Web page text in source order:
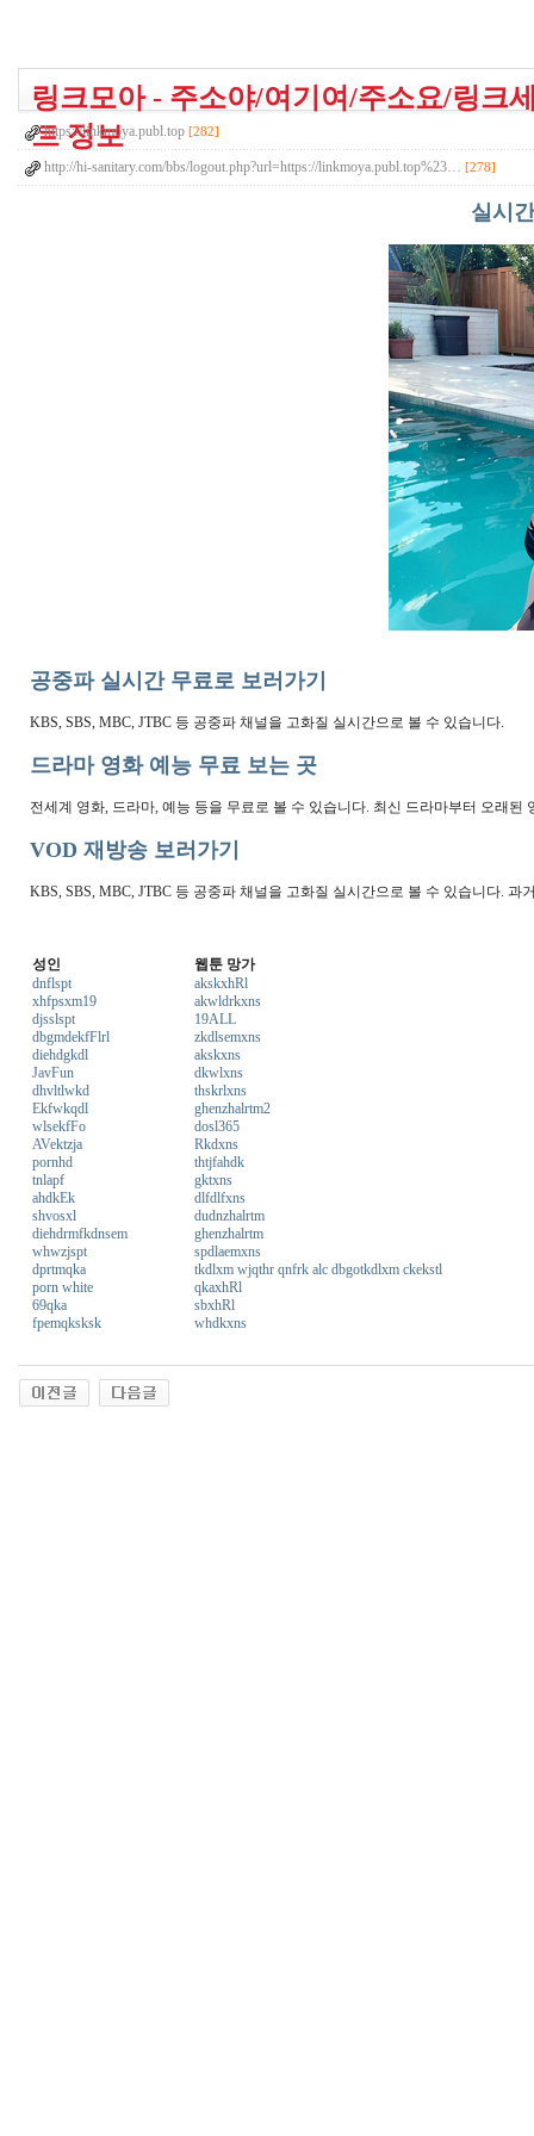
링크모아 - 주소야/여기여/주소요/링크
트 정보
https://linkmoya.publ.top [282]
http://hi-sanitary.com/bbs/logout.php?url=https://linkmoya.publ.top%23… [278]
실시
공중파 실시간 무료로 보러가기
KBS, SBS, MBC, JTBC 등 공중파 채널을 고화질 실시간으로 볼 수 있습니다.
드라마 영화 예능 무료 보는 곳
전세계 영화, 드라마, 예능 등을 무료로 볼 수 있습니다. 최신 드라마부터 오래된
VOD 재방송 보러가기
KBS, SBS, MBC, JTBC 등 공중파 채널을 고화질 실시간으로 볼 수 있습니다.
성인
dnflspt
xhfpsxm19
djsslspt
dbgmdekfFlrl
diehdgkdl
JavFun
dhvltlwkd
Ekfwkqdl
wlsekfFo
AVektzja
pornhd
tnlapf
ahdkEk
shvosxl
diehdrmfkdnsem
whwzjspt
dprtmqka
porn white
69qka
fpemqksksk
웹툰 망가
akskxhRl
akwldrkxns
19ALL
zkdlsemxns
akskxns
dkwlxns
thskrlxns
ghenzhalrtm2
dosl365
Rkdxns
thtjfahdk
gktxns
dlfdlfxns
dudnzhalrtm
ghenzhalrtm
spdlaemxns
tkdlxm wjqthr qnfrk alc dbgotkdlxm ckekstl
qkaxhRl
sbxhRl
whdkxns